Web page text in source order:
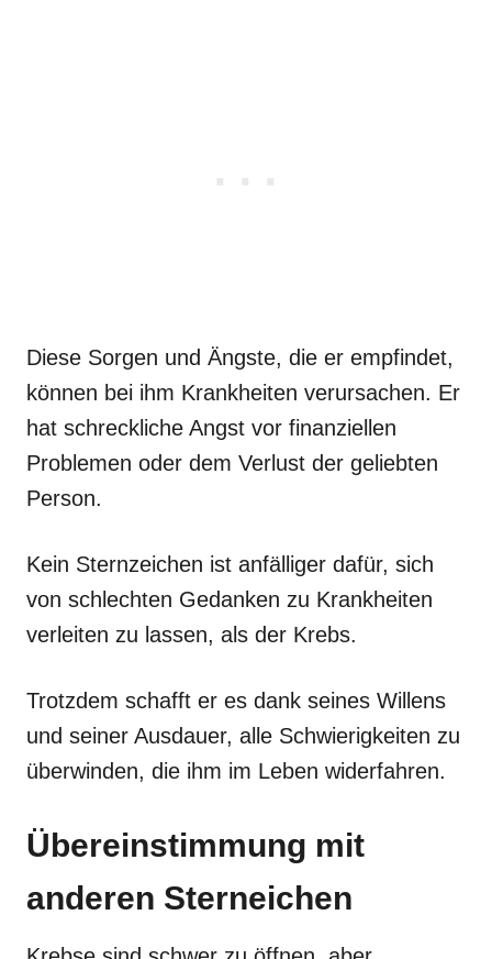
Diese Sorgen und Ängste, die er empfindet,
können bei ihm Krankheiten verursachen. Er
hat schreckliche Angst vor finanziellen
Problemen oder dem Verlust der geliebten
Person.
Kein Sternzeichen ist anfälliger dafür, sich
von schlechten Gedanken zu Krankheiten
verleiten zu lassen, als der Krebs.
Trotzdem schafft er es dank seines Willens
und seiner Ausdauer, alle Schwierigkeiten zu
überwinden, die ihm im Leben widerfahren.
Übereinstimmung mit
anderen Sterneichen